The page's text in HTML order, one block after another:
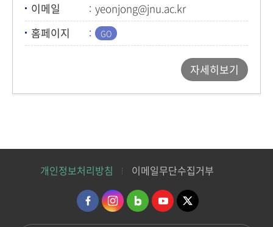
이메일
yeonjong@jnu.ac.kr
홈페이지
자세히보기
개인정보처리방침 이메일무단수집거부